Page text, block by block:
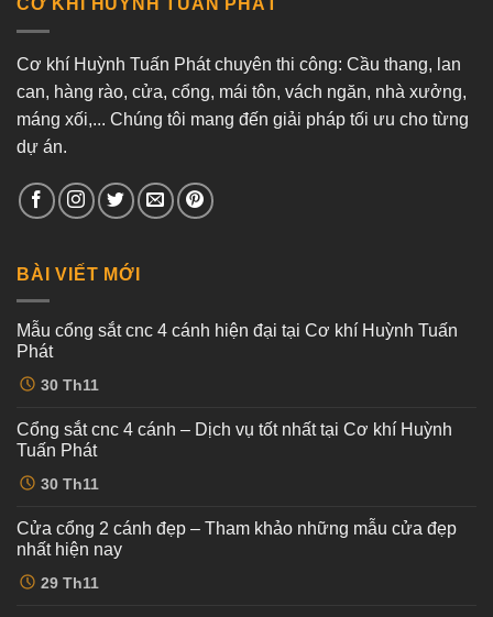
CƠ KHÍ HUỲNH TUẤN PHÁT
Cơ khí Huỳnh Tuấn Phát chuyên thi công: Cầu thang, lan
can, hàng rào, cửa, cổng, mái tôn, vách ngăn, nhà xưởng,
máng xối,... Chúng tôi mang đến giải pháp tối ưu cho từng
dự án.
BÀI VIẾT MỚI
30 Th11
Mẫu cổng sắt cnc 4 cánh hiện đại tại Cơ khí Huỳnh Tuấn
Phát
Không
có
ở
Mẫu
cổng
sắt
cnc
hiện
đại
tại
Cơ
khí
30 Th11
Cổng sắt cnc 4 cánh – Dịch vụ tốt nhất tại Cơ khí Huỳnh
Tuấn Phát
Không
có
ở
Cổng
sắt
cnc
4
29 Th11
Cửa cổng 2 cánh đẹp – Tham khảo những mẫu cửa đẹp
nhất hiện nay
Không
có